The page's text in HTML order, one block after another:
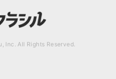
Inc. All Rights Reserved.